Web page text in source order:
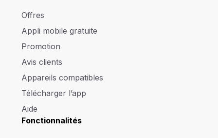
Offres
Appli mobile gratuite
Promotion
Avis clients
Appareils compatibles
Télécharger l’app
Aide
Fonctionnalités